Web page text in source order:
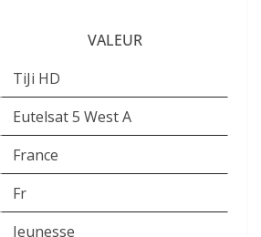
VALEUR
TiJi HD
Eutelsat 5 West A
France
Fr
Jeunesse